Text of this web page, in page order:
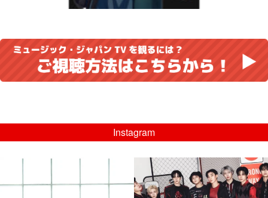
Instagram
...
musicjapantv
💡08/05(水)23:00特番放送！
...